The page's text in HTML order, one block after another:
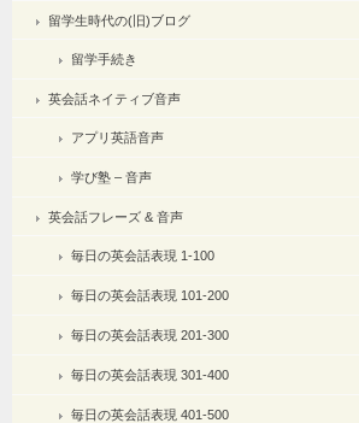
留学生時代の(旧)ブログ
留学手続き
英会話ネイティブ音声
アプリ英語音声
学び塾 – 音声
英会話フレーズ & 音声
毎日の英会話表現 1-100
毎日の英会話表現 101-200
毎日の英会話表現 201-300
毎日の英会話表現 301-400
毎日の英会話表現 401-500